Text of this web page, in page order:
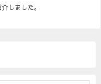
しました。